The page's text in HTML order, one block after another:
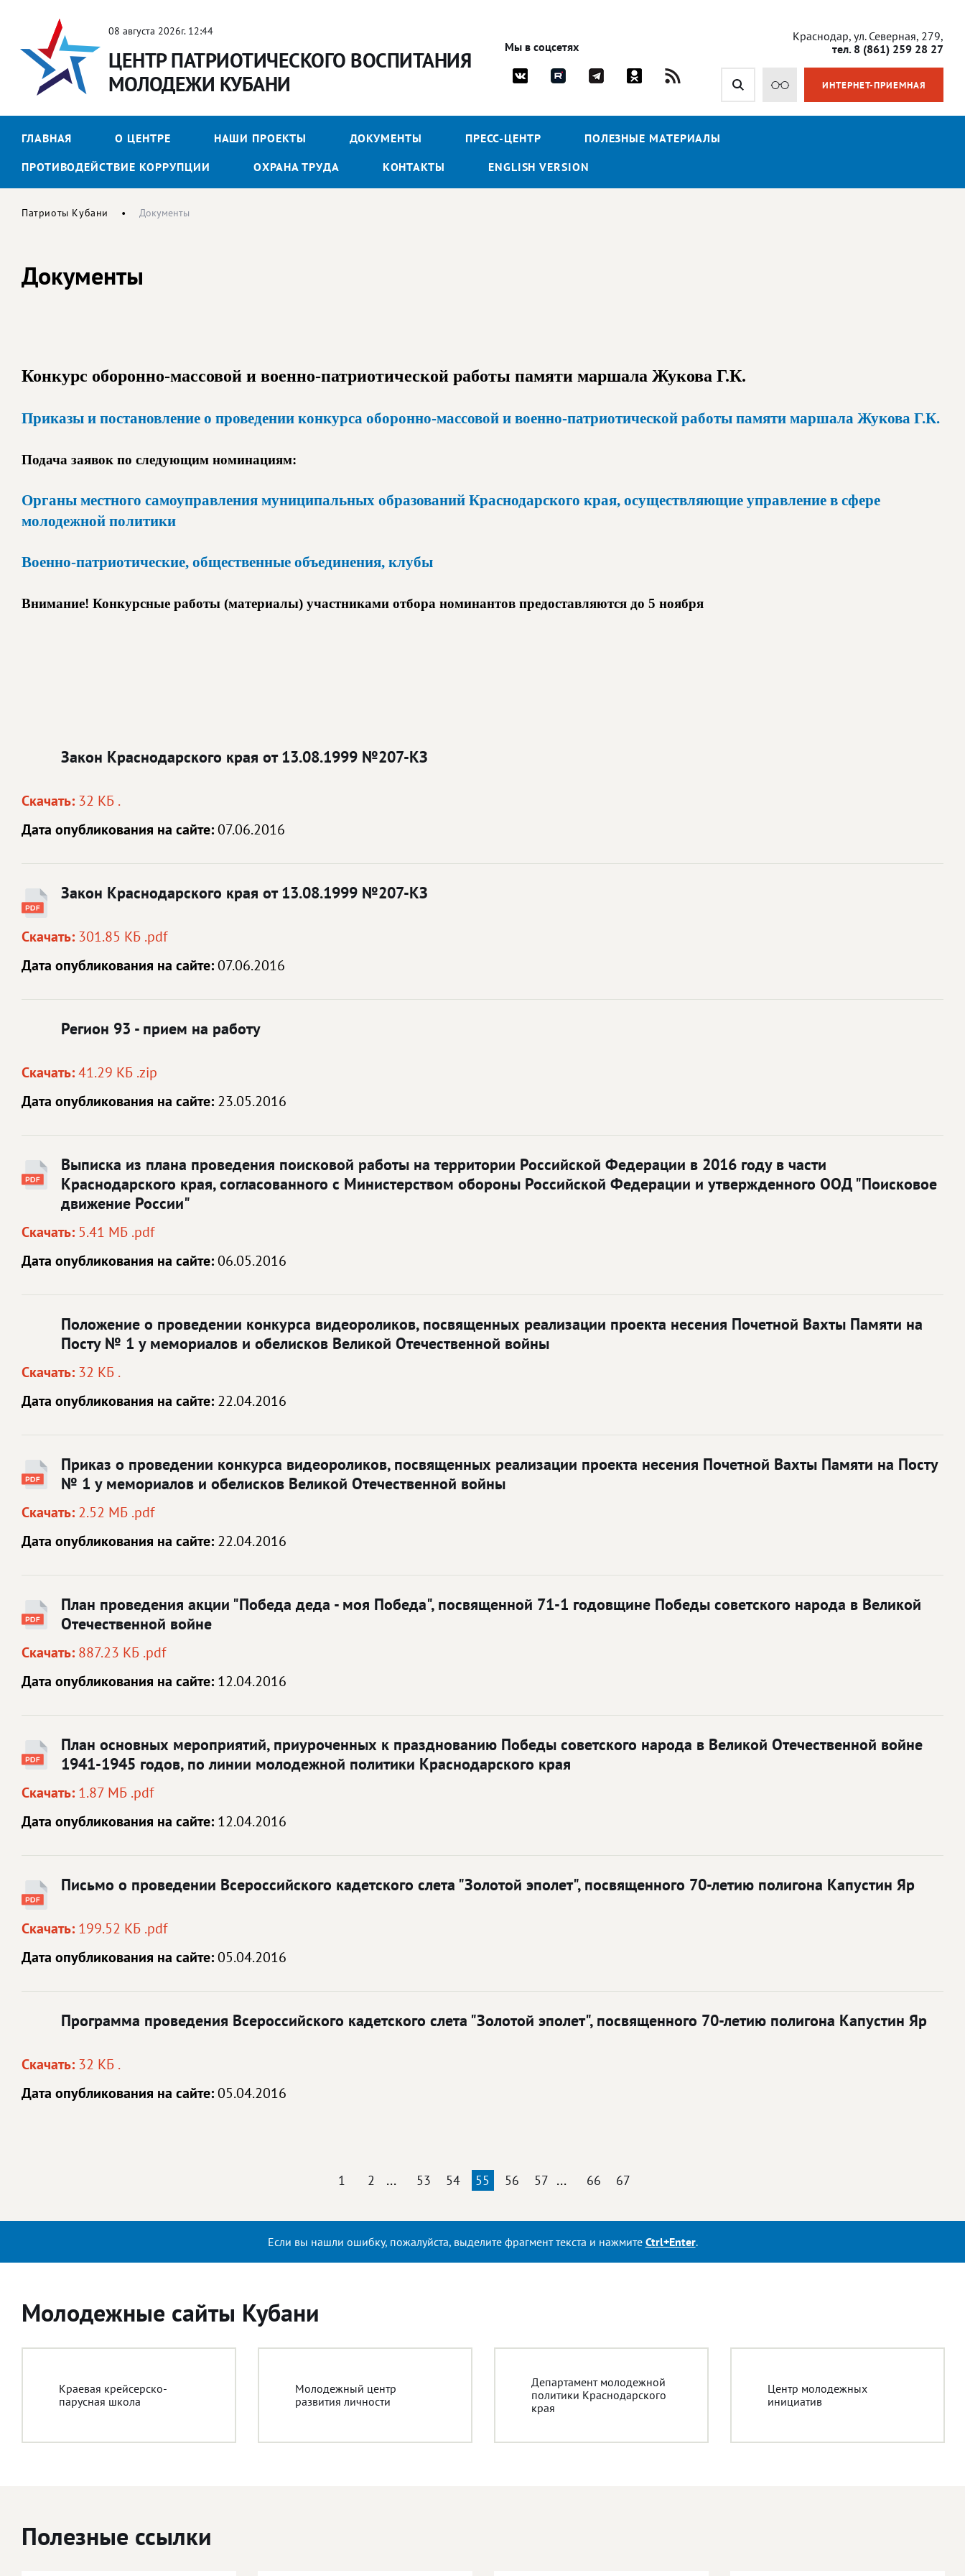
08 августа 2026г. 12:44
ЦЕНТР ПАТРИОТИЧЕСКОГО ВОСПИТАНИЯ
МОЛОДЕЖИ КУБАНИ
Мы в соцсетях
Краснодар, ул. Северная, 279,
тел. 8 (861) 259 28 27
ИНТЕРНЕТ-ПРИЕМНАЯ
ГЛАВНАЯ О ЦЕНТРЕ НАШИ ПРОЕКТЫ ДОКУМЕНТЫ ПРЕСС-ЦЕНТР
ПОЛЕЗНЫЕ МАТЕРИАЛЫ
ПРОТИВОДЕЙСТВИЕ КОРРУПЦИИ
ОХРАНА ТРУДА КОНТАКТЫ ENGLISH VERSION
Патриоты Кубани Документы
Документы
Конкурс оборонно-массовой и военно-патриотической работы памяти маршала Жукова Г.К.
Приказы и постановление о проведении конкурса оборонно-массовой и военно-патриотической работы памяти маршала Жукова Г.К.
Подача заявок по следующим номинациям:
Органы местного самоуправления муниципальных образований Краснодарского края, осуществляющие управление в сфере
молодежной политики
Военно-патриотические, общественные объединения, клубы
Внимание! Конкурсные работы (материалы) участниками отбора номинантов предоставляются до 5 ноября
Закон Краснодарского края от 13.08.1999 №207-КЗ
Скачать: 32 КБ .
Дата опубликования на сайте:07.06.2016
Закон Краснодарского края от 13.08.1999 №207-КЗ
Скачать: 301.85 КБ .pdf
Дата опубликования на сайте:07.06.2016
Регион 93 - прием на работу
Скачать:41.29 КБ .zip
Дата опубликования на сайте: 23.05.2016
Выписка из плана проведения поисковой работы на территории Российской Федерации в 2016 году в части
Краснодарского края, согласованного с Министерством обороны Российской Федерации и утвержденного ООД "Поисковое
движение России"
Скачать: 5.41 МБ .pdf
Дата опубликования на сайте:06.05.2016
Положение о проведении конкурса видеороликов, посвященных реализации проекта несения Почетной Вахты Памяти на
Посту № 1 у мемориалов и обелисков Великой Отечественной войны
Скачать: 32 КБ .
Дата опубликования на сайте: 22.04.2016
Приказ о проведении конкурса видеороликов, посвященных реализации проекта несения Почетной Вахты Памяти на Посту
№ 1 у мемориалов и обелисков Великой Отечественной войны
Скачать: 2.52 МБ .pdf
Дата опубликования на сайте: 22.04.2016
План проведения акции "Победа деда - моя Победа", посвященной 71-1 годовщине Победы советского народа в Великой
Отечественной войне
Скачать: 887.23 КБ .pdf
Дата опубликования на сайте: 12.04.2016
План основных мероприятий, приуроченных к празднованию Победы советского народа в Великой Отечественной войне
1941-1945 годов, по линии молодежной политики Краснодарского края
Скачать: 1.87 МБ .pdf
Дата опубликования на сайте: 12.04.2016
Письмо о проведении Всероссийского кадетского слета "Золотой эполет", посвященного 70-летию полигона Капустин Яр
Скачать: 199.52 КБ .pdf
Дата опубликования на сайте:05.04.2016
Программа проведения Всероссийского кадетского слета "Золотой эполет", посвященного 70-летию полигона Капустин Яр
Скачать: 32 КБ .
Дата опубликования на сайте:05.04.2016
1 2 ... 53 54 55 56 57 ... 66 67
Если вы нашли ошибку, пожалуйста, выделите фрагмент текста и нажмите Ctrl+Enter.
Молодежные сайты Кубани
Краевая крейсерско-
парусная школа
Молодежный центр
развития личности
Департамент молодежной
политики Краснодарского
края
Центр молодежных
инициатив
Полезные ссылки